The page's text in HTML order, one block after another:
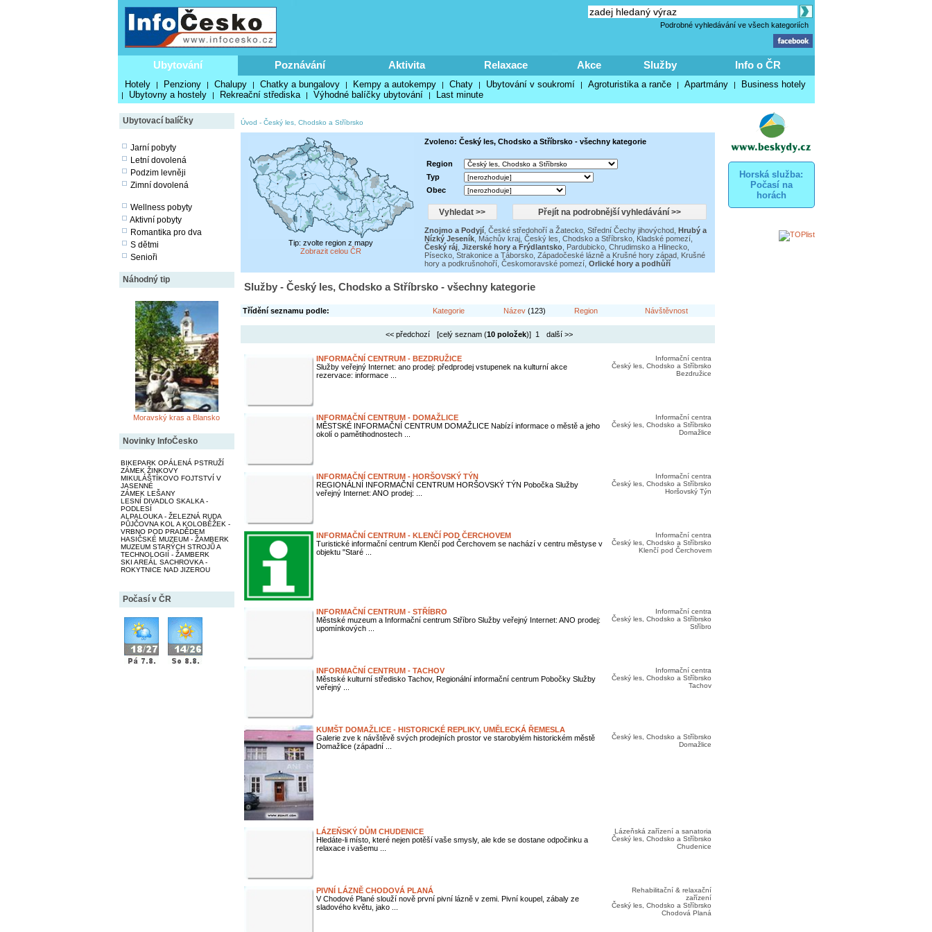
Podrobné vyhledávání ve všech kategoriích
Ubytování Poznávání Aktivita Relaxace Akce Služby Info o ČR
Hotely | Penziony | Chalupy | Chatky a bungalovy | Kempy a autokempy | Chaty | Ubytování v soukromí | Agroturistika a ranče | Apartmány | Business hotely
| Ubytovny a hostely | Rekreační střediska | Výhodné balíčky ubytování | Last minute
Ubytovací balíčky
Jarní pobyty
Letní dovolená
Podzim levněji
Zimní dovolená
Wellness pobyty
Aktivní pobyty
Romantika pro dva
S dětmi
Senioři
Náhodný tip
Moravský kras a Blansko
Novinky InfoČesko
BIKEPARK OPÁLENÁ PSTRUŽÍ
ZÁMEK ŽINKOVY
MIKULÁŠTÍKOVO FOJTSTVÍ V
JASENNÉ
ZÁMEK LEŠANY
LESNÍ DIVADLO SKALKA -
PODLESÍ
ALPALOUKA - ŽELEZNÁ RUDA
PŮJČOVNA KOL A KOLOBĚŽEK -
VRBNO POD PRADĚDEM
HASIČSKÉ MUZEUM - ŽAMBERK
MUZEUM STARÝCH STROJŮ A
TECHNOLOGIÍ - ŽAMBERK
SKI AREÁL SACHROVKA -
ROKYTNICE NAD JIZEROU
Počasí v ČR
Horská služba:
Počasí na
horách
Úvod - Český les, Chodsko a Stříbrsko
Tip: zvolte region z mapy
Zobrazit celou ČR
Zvoleno: Český les, Chodsko a Stříbrsko - všechny kategorie
Region
Typ
Obec
Znojmo a Podyjí, České středohoří a Žatecko, Střední Čechy jihovýchod, Hrubý a
Nízký Jeseník, Máchův kraj, Český les, Chodsko a Stříbrsko, Kladské pomezí,
Český ráj, Jizerské hory a Frýdlantsko, Pardubicko, Chrudimsko a Hlinecko,
Písecko, Strakonice a Táborsko, Západočeské lázně a Krušné hory západ, Krušné
hory a podkrušnohoří, Českomoravské pomezí, Orlické hory a podhůří
Služby - Český les, Chodsko a Stříbrsko - všechny kategorie
Třídění seznamu podle: Kategorie Název(123) Region Návštěvnost
<< předchozí [celý seznam (10 položek)] 1 další >>
INFORMAČNÍ CENTRUM - BEZDRUŽICE
Služby veřejný Internet: ano prodej: předprodej vstupenek na kulturní akce
rezervace: informace ...
Informační centra
Český les, Chodsko a Stříbrsko
Bezdružice
INFORMAČNÍ CENTRUM - DOMAŽLICE
MĚSTSKÉ INFORMAČNÍ CENTRUM DOMAŽLICE Nabízí informace o městě a jeho
okolí o pamětihodnostech ...
Informační centra
Český les, Chodsko a Stříbrsko
Domažlice
INFORMAČNÍ CENTRUM - HORŠOVSKÝ TÝN
REGIONÁLNÍ INFORMAČNÍ CENTRUM HORŠOVSKÝ TÝN Pobočka Služby
veřejný Internet: ANO prodej: ...
Informační centra
Český les, Chodsko a Stříbrsko
Horšovský Týn
INFORMAČNÍ CENTRUM - KLENČÍ POD ČERCHOVEM
Turistické informační centrum Klenčí pod Čerchovem se nachází v centru městyse v
objektu "Staré ...
Informační centra
Český les, Chodsko a Stříbrsko
Klenčí pod Čerchovem
INFORMAČNÍ CENTRUM - STŘÍBRO
Městské muzeum a Informační centrum Stříbro Služby veřejný Internet: ANO prodej:
upomínkových ...
Informační centra
Český les, Chodsko a Stříbrsko
Stříbro
INFORMAČNÍ CENTRUM - TACHOV
Městské kulturní středisko Tachov, Regionální informační centrum Pobočky Služby
veřejný ...
Informační centra
Český les, Chodsko a Stříbrsko
Tachov
KUMŠT DOMAŽLICE - HISTORICKÉ REPLIKY, UMĚLECKÁ ŘEMESLA
Galerie zve k návštěvě svých prodejních prostor ve starobylém historickém městě
Domažlice (západní ...
Český les, Chodsko a Stříbrsko
Domažlice
LÁZEŇSKÝ DŮM CHUDENICE
Hledáte-li místo, které nejen potěší vaše smysly, ale kde se dostane odpočinku a
relaxace i vašemu ...
Lázeňská zařízení a sanatoria
Český les, Chodsko a Stříbrsko
Chudenice
PIVNÍ LÁZNĚ CHODOVÁ PLANÁ
V Chodové Plané slouží nově první pivní lázně v zemi. Pivní koupel, zábaly ze
sladového květu, jako ...
Rehabilitační & relaxační
zařízení
Český les, Chodsko a Stříbrsko
Chodová Planá